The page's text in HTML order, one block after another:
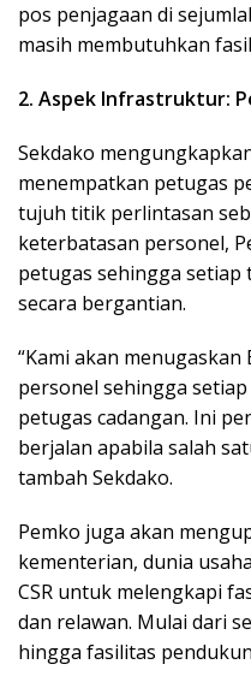
pos penjagaan di
masih membutuhkan
2. Aspek Infrastruktur:
Sekdako
menempatkan petugas
tujuh titik perlintasan
keterbatasan personel,
petugas sehingga
secara bergantian.
“Kami akan
personel sehingga
petugas cadangan. Ini
berjalan apabila salah
tambah Sekdako.
Pemko juga akan
kementerian, dunia
CSR untuk melengkapi
dan relawan. Mulai dari
hingga fasilitas